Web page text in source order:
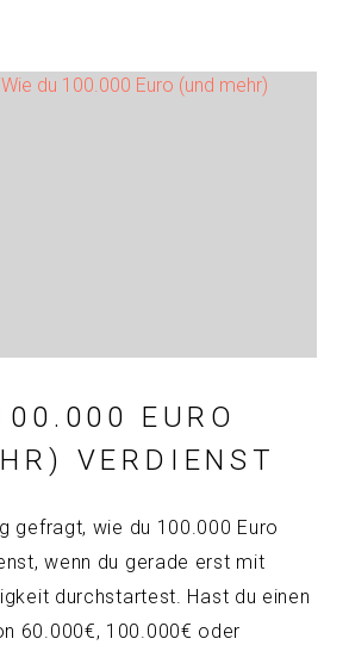
EURO
VERDIENST
gefragt, wie du 100.000 Euro
wenn du gerade erst mit
durchstartest. Hast du einen
60.000€, 100.000€ oder